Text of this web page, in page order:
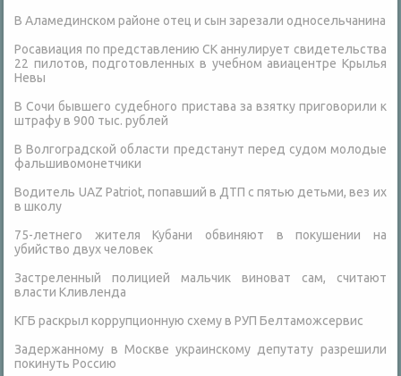
В Аламединском районе отец и сын зарезали односельчанина
Росавиация по представлению СК аннулирует свидетельства
22 пилотов, подготовленных в учебном авиацентре Крылья
Невы
В Сочи бывшего судебного пристава за взятку приговорили к
штрафу в 900 тыс. рублей
В Волгоградской области предстанут перед судом молодые
фальшивомонетчики
Водитель UAZ Patriot, попавший в ДТП с пятью детьми, вез их
в школу
75-летнего жителя Кубани обвиняют в покушении на
убийство двух человек
Застреленный полицией мальчик виноват сам, считают
власти Кливленда
КГБ раскрыл коррупционную схему в РУП Белтаможсервис
Задержанному в Москве украинскому депутату разрешили
покинуть Россию